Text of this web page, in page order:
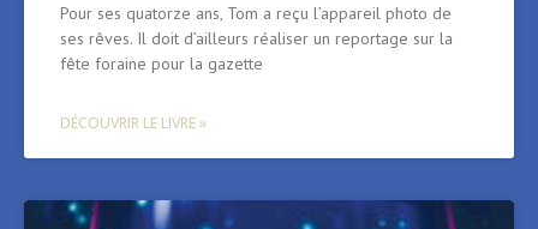
Pour ses quatorze ans‚ Tom a reçu l’appareil photo de
ses rêves. Il doit d’ailleurs réaliser un reportage sur la
fête foraine pour la gazette
DÉCOUVRIR LE LIVRE »